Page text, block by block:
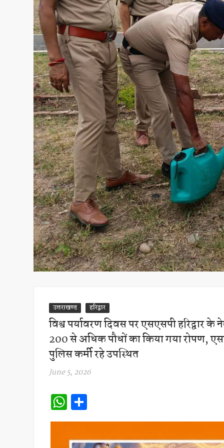
उत्तराखण्ड हरिद्वार
विश्व पर्यावरण दिवस पर एसएसपी हरिद्वार
200 से अधिक पौधों का किया गया रोपण,
पुलिस कर्मी रहे उपस्थित
June 5, 2026
W
h
at
h
ar